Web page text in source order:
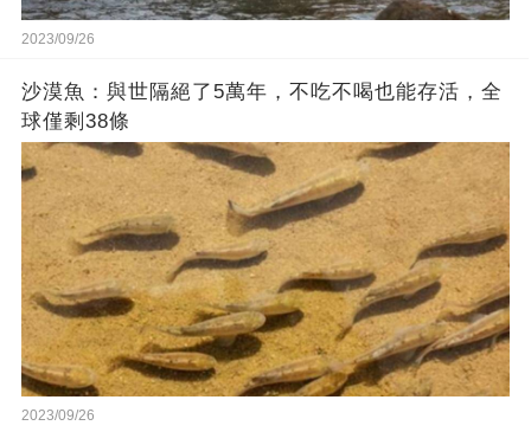
2023/09/26
沙漠魚：與世隔絕了5萬年，不吃不喝也能存活，全
球僅剩38條
2023/09/26